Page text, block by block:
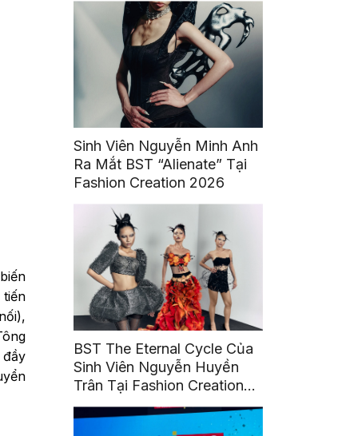
Tên Được Tin Cậy
Sinh Viên Nguyễn Minh Anh
Ra Mắt BST “Alienate” Tại
Fashion Creation 2026
BST The Eternal Cycle Của
Sinh Viên Nguyễn Huyền
Trân Tại Fashion Creation
2026